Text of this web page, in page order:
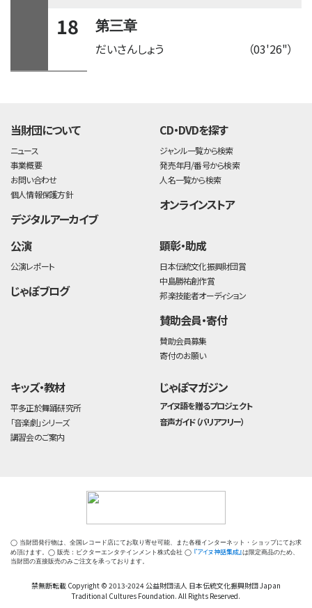
18 第三章
（03'26"）
だいさんしょう
当財団について
ニュース
事業概要
お問い合わせ
個人情報保護方針
デジタルアーカイブ
CD・DVDを探す
ジャンル一覧から検索
発売年月/番号から検索
人名一覧から検索
オンラインストア
公演
公演レポート
じゃぽブログ
顕彰・助成
日本伝統文化振興財団賞
中島勝祐創作賞
邦楽技能者オーディション
賛助会員・寄付
賛助会員募集
寄付のお願い
キッズ・教材
平多正於舞踊研究所
「音楽劇」シリーズ
講習会のご案内
じゃぽマガジン
アイヌ語を贈るプロジェクト
音声ガイド（バリアフリー）
◯ 当財団発行物は、全国レコード店にてお取り寄せ可能、また各種インターネット・ショップにてお求
め頂けます。◯ 販売：ビクターエンタテインメント株式会社 ◯ 『アイヌ神話集成』は限定商品のため、
当財団の直接販売のみご注文を承っております。
禁無断転載 Copyright © 2013-2024 公益財団法人 日本伝統文化振興財団 Japan
Traditional Cultures Foundation. All Rights Reserved.